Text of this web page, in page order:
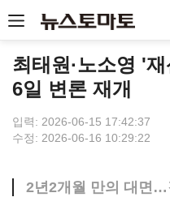
최태원·노소영 '
6일 변론 재개
입력: 2026-06-15 17:42:37
수정: 2026-06-16 10:29:22
2년2개월 만의 대면